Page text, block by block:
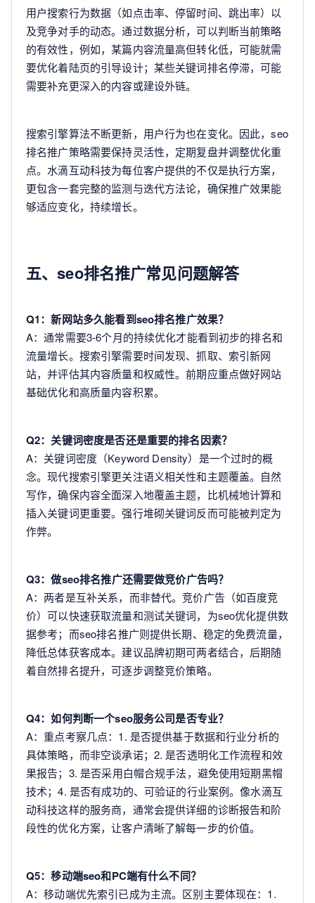
用户搜索行为数据（如点击率、停留时间、跳出率）以
及竞争对手的动态。通过数据分析，可以判断当前策略
的有效性，例如，某篇内容流量高但转化低，可能就需
要优化着陆页的引导设计；某些关键词排名停滞，可能
需要补充更深入的内容或建设外链。
搜索引擎算法不断更新，用户行为也在变化。因此，seo
排名推广策略需要保持灵活性，定期复盘并调整优化重
点。水滴互动科技为每位客户提供的不仅是执行方案，
更包含一套完整的监测与迭代方法论，确保推广效果能
够适应变化，持续增长。
五、seo排名推广常见问题解答
Q1：新网站多久能看到seo排名推广效果？
A：通常需要3-6个月的持续优化才能看到初步的排名和
流量增长。搜索引擎需要时间发现、抓取、索引新网
站，并评估其内容质量和权威性。前期应重点做好网站
基础优化和高质量内容积累。
Q2：关键词密度是否还是重要的排名因素？
A：关键词密度（Keyword Density）是一个过时的概
念。现代搜索引擎更关注语义相关性和主题覆盖。自然
写作，确保内容全面深入地覆盖主题，比机械地计算和
插入关键词更重要。强行堆砌关键词反而可能被判定为
作弊。
Q3：做seo排名推广还需要做竞价广告吗？
A：两者是互补关系，而非替代。竞价广告（如百度竞
价）可以快速获取流量和测试关键词，为seo优化提供数
据参考；而seo排名推广则提供长期、稳定的免费流量，
降低总体获客成本。建议品牌初期可两者结合，后期随
着自然排名提升，可逐步调整竞价策略。
Q4：如何判断一个seo服务公司是否专业？
A：重点考察几点：1. 是否提供基于数据和行业分析的
具体策略，而非空谈承诺；2. 是否透明化工作流程和效
果报告；3. 是否采用白帽合规手法，避免使用短期黑帽
技术；4. 是否有成功的、可验证的行业案例。像水滴互
动科技这样的服务商，通常会提供详细的诊断报告和阶
段性的优化方案，让客户清晰了解每一步的价值。
Q5：移动端seo和PC端有什么不同？
A：移动端优先索引已成为主流。区别主要体现在：1.